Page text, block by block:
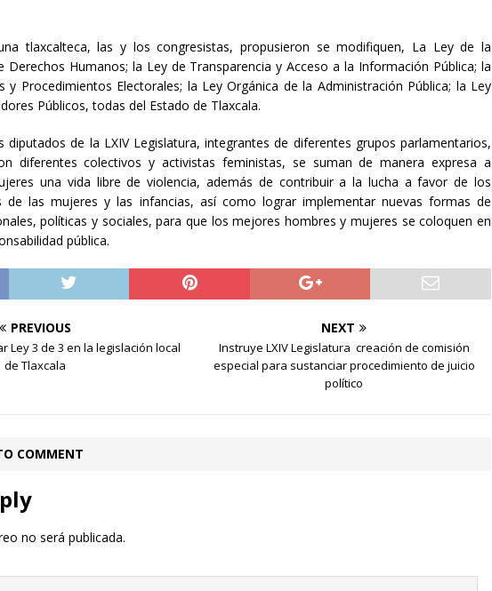
tlaxcalteca, las y los congresistas, propusieron se modifiquen, La Ley de la
Derechos Humanos; la Ley de Transparencia y Acceso a la Información Pública; la
y Procedimientos Electorales; la Ley Orgánica de la Administración Pública; la Ley
Públicos, todas del Estado de Tlaxcala.
diputados de la LXIV Legislatura, integrantes de diferentes grupos parlamentarios,
diferentes colectivos y activistas feministas, se suman de manera expresa a
una vida libre de violencia, además de contribuir a la lucha a favor de los
de las mujeres y las infancias, así como lograr implementar nuevas formas de
políticas y sociales, para que los mejores hombres y mujeres se coloquen en
pública.
PREVIOUS
Ley 3 de 3 en la legislación local
de Tlaxcala
NEXT
Instruye LXIV Legislatura creación de comisión
especial para sustanciar procedimiento de juicio
político
COMMENT
no será publicada.